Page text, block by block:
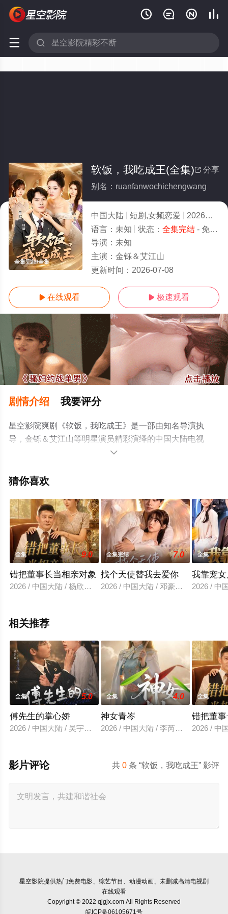
   
 
全集完结/全集
 分享
软饭，我吃成王(全集)
别名：ruanfanwochichengwang
中国大陆 短剧,女频恋爱 2026
8.0
语言： 未知 状态： 全集完结- 免费在线观看
导演： 未知
主演： 金铄＆艾江山
更新时间： 2026-07-08
 在线观看  极速观看
剧情介绍 我要评分
星空影院爽剧《软饭，我吃成王》是一部由知名导演执
导，金铄＆艾江山等明星演员精彩演绎的中国大陆电视
剧，大结局剧情已揭晓（全集完结），手机免费观看高清
可移步至豆瓣电视剧、电视猫或剧情网等平台了解。

猜你喜欢
全集 9.0
错把董事长当相亲对象
2026 / 中国大陆 / 杨欣芮＆滕林＆马治邦
全集完结 7.0
找个天使替我去爱你
2026 / 中国大陆 / 邓豪＆张紫璇
全集
我靠宠
2026 / 中
相关推荐
全集 5.0
傅先生的掌心娇
2026 / 中国大陆 / 吴宇航＆郑千亦
全集 4.0
神女青岑
2026 / 中国大陆 / 李芮峤＆张媛媛
全集
错把董
2026 / 中
共0 条 “软饭，我吃成王” 影评
影片评论
星空影院提供热门免费电影、综艺节目、动漫动画、未删减高清电视剧
在线观看
Copyright © 2022 qjgjx.com All Rights Reserved
皖ICP备06105671号